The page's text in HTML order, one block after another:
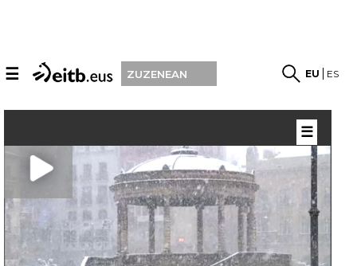
☰ ZUZENEAN EU ES
☰